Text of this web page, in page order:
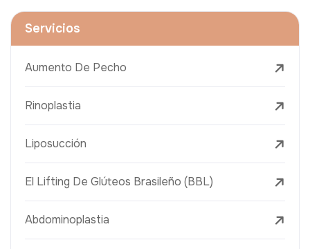
Servicios
Aumento De Pecho
Rinoplastia
Liposucción
El Lifting De Glúteos Brasileño (BBL)
Abdominoplastia